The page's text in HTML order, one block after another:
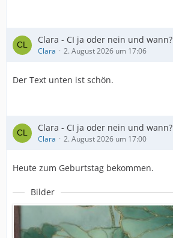
Clara - CI ja oder nein und wann?
Clara 2. August 2026 um 17:06
Der Text unten ist schön.
Clara - CI ja oder nein und wann?
Clara 2. August 2026 um 17:00
Heute zum Geburtstag bekommen.
Bilder